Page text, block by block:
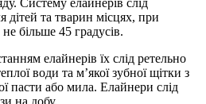
дітей та тварин місцях, при
більше 45 градусів.
елайнерів їх слід ретельно
води та м’якої зубної щітки з
пасти або мила. Елайнери слід
на добу.